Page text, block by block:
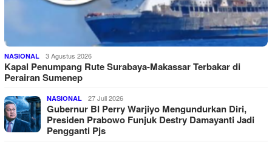
NASIONAL 3 Agustus 2026
Kapal Penumpang Rute Surabaya-Makassar Terbakar di
Perairan Sumenep
NASIONAL 27 Juli 2026
Gubernur BI Perry Warjiyo Mengundurkan Diri,
Presiden Prabowo Funjuk Destry Damayanti Jadi
Pengganti Pjs